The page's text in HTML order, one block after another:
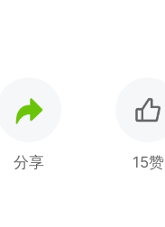
分享 15赞